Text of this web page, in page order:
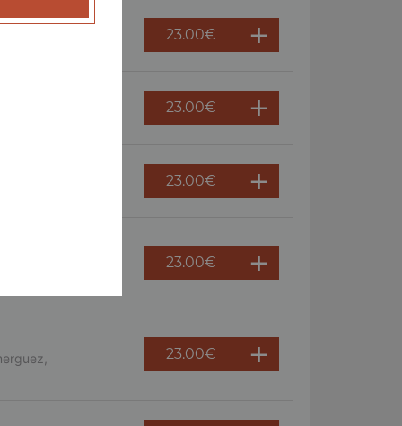
23.00€
23.00€
23.00€
23.00€
23.00€